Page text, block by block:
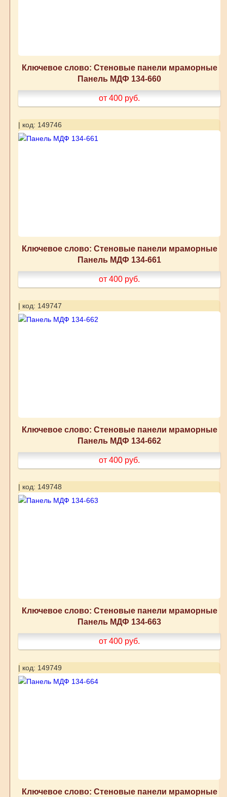
Ключевое слово: Стеновые панели мраморные
Панель МДФ 134-660
от 400 руб.
| код: 149746
Ключевое слово: Стеновые панели мраморные
Панель МДФ 134-661
от 400 руб.
| код: 149747
Ключевое слово: Стеновые панели мраморные
Панель МДФ 134-662
от 400 руб.
| код: 149748
Ключевое слово: Стеновые панели мраморные
Панель МДФ 134-663
от 400 руб.
| код: 149749
Ключевое слово: Стеновые панели мраморные